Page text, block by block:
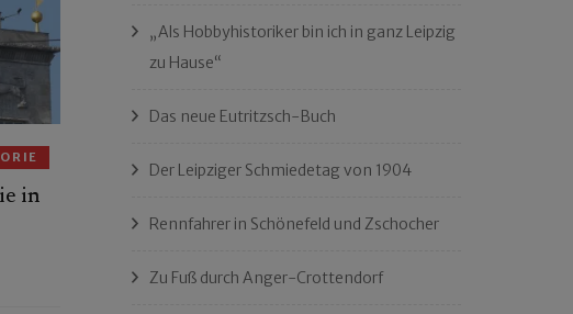
in
„Als Hobbyhistoriker bin ich in ganz Leipzig
zu Hause“
Das neue Eutritzsch-Buch
Der Leipziger Schmiedetag von 1904
Rennfahrer in Schönefeld und Zschocher
Zu Fuß durch Anger-Crottendorf